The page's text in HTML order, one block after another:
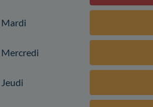
Mardi
Mercredi
Jeudi